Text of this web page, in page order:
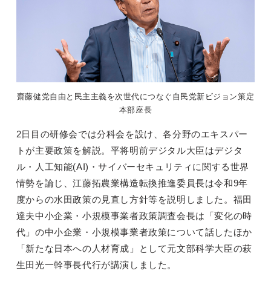
齋藤健党自由と民主主義を次世代につなぐ自民党新ビジョン策定
本部座長
2日目の研修会では分科会を設け、各分野のエキスパー
トが主要政策を解説。平将明前デジタル大臣はデジタ
ル・人工知能(AI)・サイバーセキュリティに関する世界
情勢を論じ、江藤拓農業構造転換推進委員長は令和9年
度からの水田政策の見直し方針等を説明しました。福田
達夫中小企業・小規模事業者政策調査会長は「変化の時
代」の中小企業・小規模事業者政策について話したほか
「新たな日本への人材育成」として元文部科学大臣の萩
生田光一幹事長代行が講演しました。